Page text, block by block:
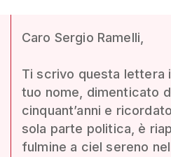
Caro Sergio Ramelli,
Ti scrivo questa lettera
tuo nome, dimenticato
cinquant’anni e
sola parte politica, è
fulmine a ciel sereno